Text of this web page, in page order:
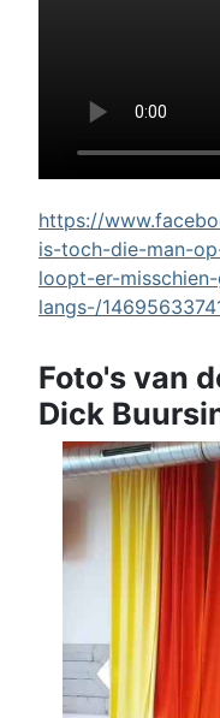
https://
is-toch-die-man-
loopt-er-
langs-/
Foto's van
Dick